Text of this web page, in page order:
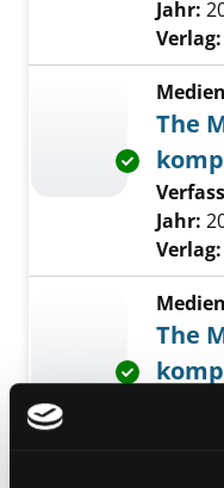
Jahr:
Verlag:
The
Jahr:
Verlag:
The